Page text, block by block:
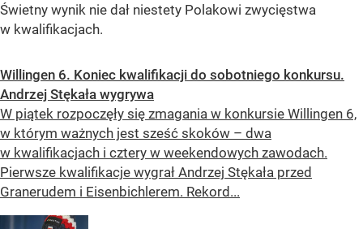
Świetny wynik nie dał niestety Polakowi zwycięstwa
w kwalifikacjach.
Willingen 6. Koniec kwalifikacji do sobotniego konkursu.
Andrzej Stękała wygrywa
W piątek rozpoczęły się zmagania w konkursie Willingen 6,
w którym ważnych jest sześć skoków – dwa
w kwalifikacjach i cztery w weekendowych zawodach.
Pierwsze kwalifikacje wygrał Andrzej Stękała przed
Granerudem i Eisenbichlerem. Rekord...